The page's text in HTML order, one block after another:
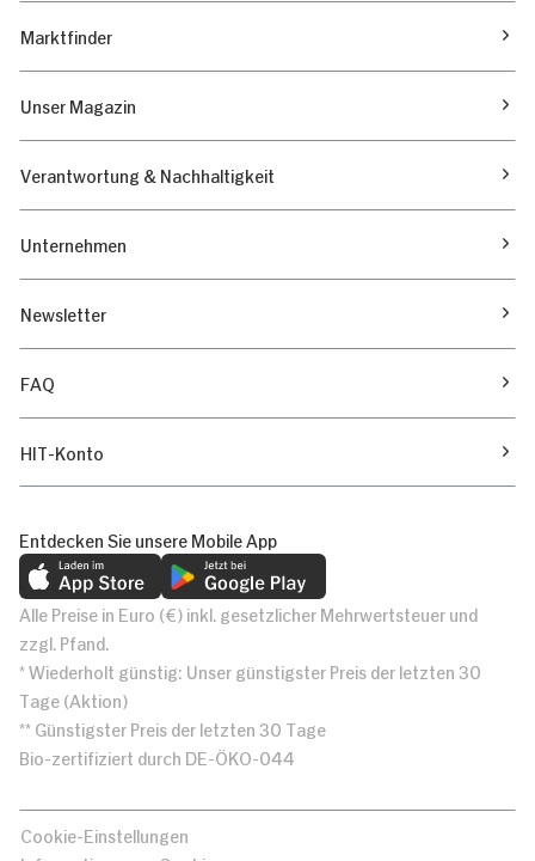
Marktfinder
Unser Magazin
Verantwortung & Nachhaltigkeit
Unternehmen
Newsletter
FAQ
HIT-Konto
Entdecken Sie unsere Mobile App
Alle Preise in Euro (€) inkl. gesetzlicher Mehrwertsteuer und
zzgl. Pfand.
* Wiederholt günstig: Unser günstigster Preis der letzten 30
Tage (Aktion)
** Günstigster Preis der letzten 30 Tage
Bio-zertifiziert durch DE-ÖKO-044
Cookie-Einstellungen